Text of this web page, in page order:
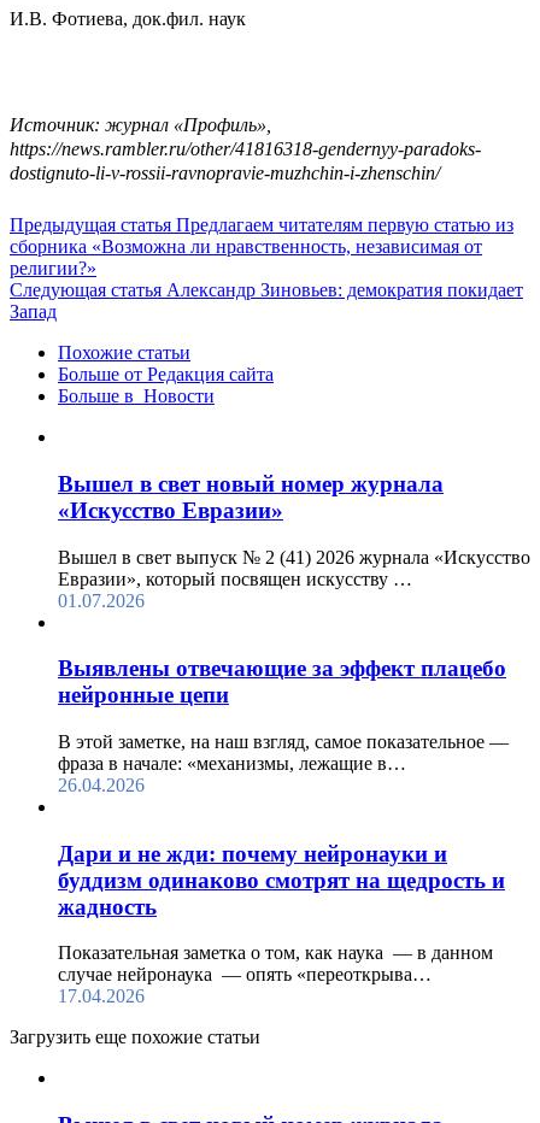
И.В. Фотиева, док.фил. наук
Источник: журнал «Профиль»,
https://news.rambler.ru/other/41816318-gendernyy-paradoks-
dostignuto-li-v-rossii-ravnopravie-muzhchin-i-zhenschin/
Предыдущая статья Предлагаем читателям первую статью из
сборника «Возможна ли нравственность, независимая от
религии?»
Следующая статья Александр Зиновьев: демократия покидает
Запад
Похожие статьи
Больше от Редакция cайта
Больше в Новости
Вышел в свет новый номер журнала
«Искусство Евразии»
Вышел в свет выпуск № 2 (41) 2026 журнала «Искусство
Евразии», который посвящен искусству …
01.07.2026
Выявлены отвечающие за эффект плацебо
нейронные цепи
В этой заметке, на наш взгляд, самое показательное —
фраза в начале: «механизмы, лежащие в…
26.04.2026
Дари и не жди: почему нейронауки и
буддизм одинаково смотрят на щедрость и
жадность
Показательная заметка о том, как наука — в данном
случае нейронаука — опять «переоткрыва…
17.04.2026
Загрузить еще похожие статьи